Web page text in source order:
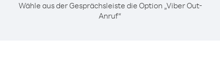
Wähle aus der Gesprächsleiste die Option „Viber Out-
Anruf“